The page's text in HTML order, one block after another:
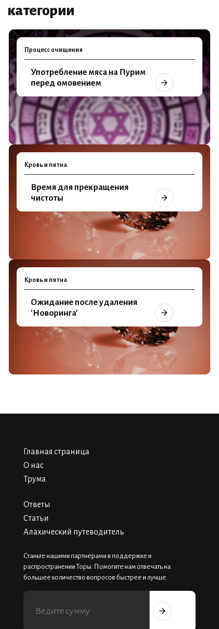
категории
Процесс очищения
Употребление мяса на Пурим
перед омовением
Кровь и пятна
Время для прекращения
чистоты
Кровь и пятна
Ожидание после удаления
'Новоринга'
Главная страница
О нас
Трума
Ответы
Статьи
Алахический путеводитель
Станьте нашими партнерами в поддержке и
распространении Торы. Помогите нам отвечать на
большее количество вопросов быстрее и лучше.